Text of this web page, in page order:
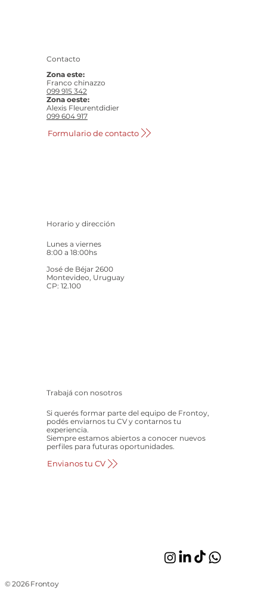
© 2026 Frontoy
Contacto
Zona este:
Franco chinazzo
099 915 342
Zona oeste:
Alexis Fleurentdidier
099 604 917
Formulario de contacto
Horario y dirección
Lunes a viernes
8:00 a 18:00hs
José de Béjar 2600
Montevideo, Uruguay
CP: 12.100
Trabajá con nosotros
Si querés formar parte del equipo de Frontoy,
podés enviarnos tu CV y contarnos tu
experiencia.
Siempre estamos abiertos a conocer nuevos
perfiles para futuras oportunidades.
Envianos tu CV